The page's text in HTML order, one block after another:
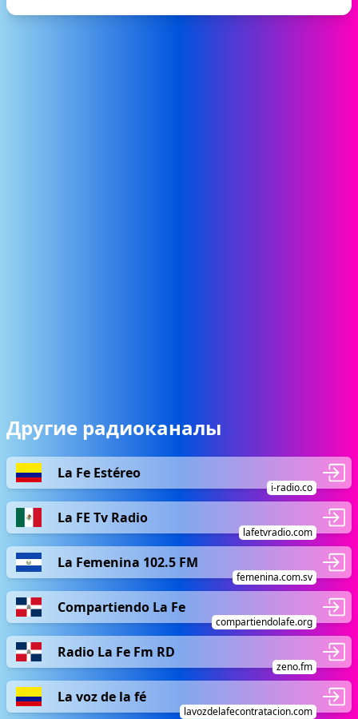
Другие радиоканалы
La Fe Estéreo
i-radio.co
La FE Tv Radio
lafetvradio.com
La Femenina 102.5 FM
femenina.com.sv
Compartiendo La Fe
compartiendolafe.org
Radio La Fe Fm RD
zeno.fm
La voz de la fé
lavozdelafecontratacion.com